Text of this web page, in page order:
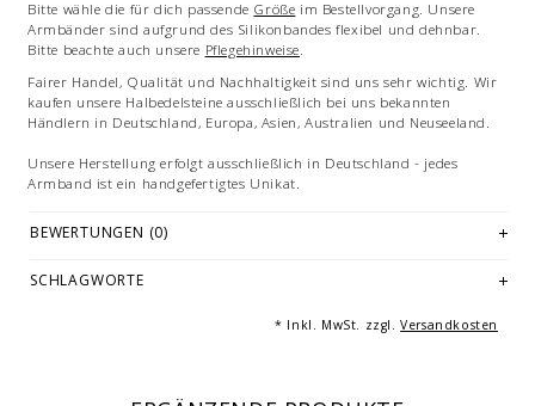
Bitte wähle die für dich passende Größe im Bestellvorgang. Unsere
Armbänder sind aufgrund des Silikonbandes flexibel und dehnbar.
Bitte beachte auch unsere Pflegehinweise.
Fairer Handel, Qualität und Nachhaltigkeit sind uns sehr wichtig. Wir
kaufen unsere Halbedelsteine ausschließlich bei uns bekannten
Händlern in Deutschland, Europa, Asien, Australien und Neuseeland.
Unsere Herstellung erfolgt ausschließlich in Deutschland - jedes
Armband ist ein handgefertigtes Unikat.
Länge. Mehrfachabbildungen dienen der Vermarktung und sind nicht
oder dekorativen Artikeln.
BEWERTUNGEN (0)
SCHLAGWORTE
* Inkl. MwSt. zzgl.Versandkosten